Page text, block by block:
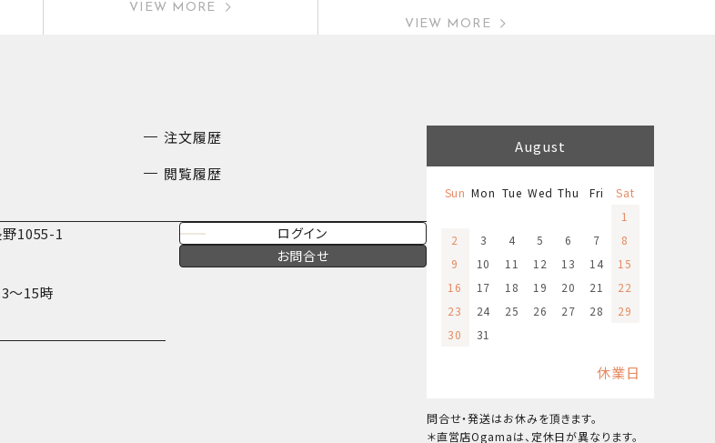
VIEW MORE
VIEW MORE
注文履歴
閲覧履歴
1055-1
〜15時
ログイン
お問合せ
August
Sun Mon Tue Wed Thu Fri
Sat
1
2
3 4 5 6 7
8
9
10 11 12 13 14
15
16
17 18 19 20 21
22
23
24 25 26 27 28
29
30
31
休業日
問合せ・発送はお休みを頂きます。
＊直営店Ogamaは、定休日が異なります。